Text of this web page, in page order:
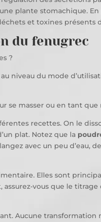
plante stomachique.
et toxines présents
du fenugrec
?
niveau du mode
se masser ou en tant que
recettes. On le
plat. Notez que la
avec un peu d’eau,
Elles sont
vous que le titrage
Aucune transformation